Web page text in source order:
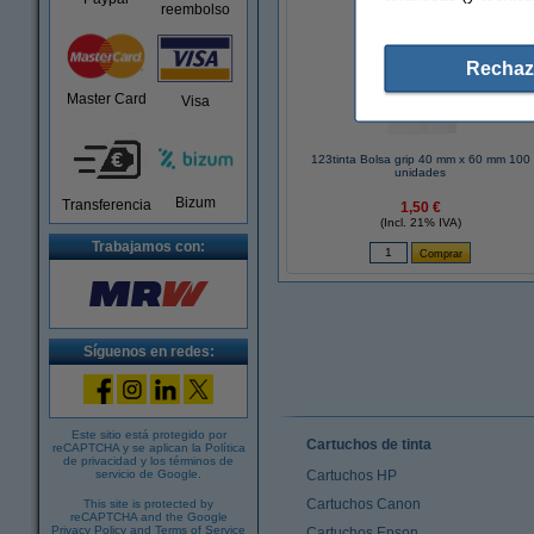
reembolso
Master Card Visa
Transferencia Bizum
Trabajamos con:
Síguenos en redes:
Este sitio está protegido por
reCAPTCHA y se aplican la Política
de privacidad y los términos de
servicio de Google
This site is protected by
reCAPTCHA and the Google
Privacy Policy and Terms of Service
123tinta Bolsa grip 40 mm x 60 mm 100
unidades
1,50 €
(Incl. 21% IVA)
Cartuchos de tinta
Cartuchos HP
Cartuchos Canon